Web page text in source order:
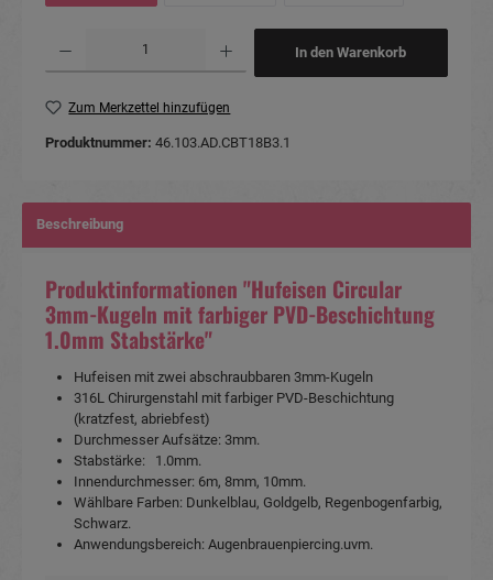
In den Warenkorb
Zum Merkzettel hinzufügen
Produktnummer: 46.103.AD.CBT18B3.1
Beschreibung
Produktinformationen "Hufeisen Circular
3mm-Kugeln mit farbiger PVD-Beschichtung
1.0mm Stabstärke"
Hufeisen mit zwei abschraubbaren 3mm-Kugeln
316L Chirurgenstahl mit farbiger PVD-Beschichtung
(kratzfest, abriebfest)
Durchmesser Aufsätze: 3mm.
Stabstärke: 1.0mm.
Innendurchmesser: 6m, 8mm, 10mm.
Wählbare Farben: Dunkelblau, Goldgelb, Regenbogenfarbig,
Schwarz.
Anwendungsbereich: Augenbrauenpiercing.uvm.